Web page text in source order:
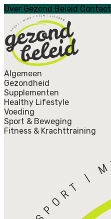
Over Gezond Beleid Contact
Algemeen
Gezondheid
Supplementen
Healthy Lifestyle
Voeding
Sport & Beweging
Fitness & Krachttraining